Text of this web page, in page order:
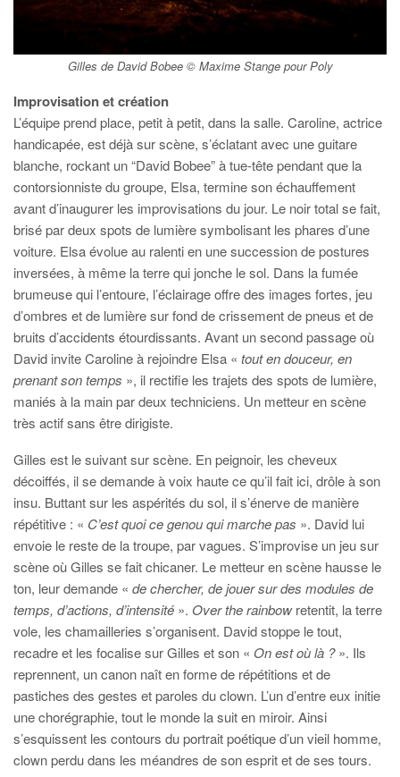
Gilles de David Bobee © Maxime Stange pour Poly
Improvisation et création
L’équipe prend place, petit à petit, dans la salle. Caroline, actrice
handicapée, est déjà sur scène, s’éclatant avec une guitare
blanche, rockant un “David Bobee” à tue-tête pendant que la
contorsionniste du groupe, Elsa, termine son échauffement
avant d’inaugurer les improvisations du jour. Le noir total se fait,
brisé par deux spots de lumière symbolisant les phares d’une
voiture. Elsa évolue au ralenti en une succession de postures
inversées, à même la terre qui jonche le sol. Dans la fumée
brumeuse qui l’entoure, l’éclairage offre des images fortes, jeu
d’ombres et de lumière sur fond de crissement de pneus et de
bruits d’accidents étourdissants. Avant un second passage où
David invite Caroline à rejoindre Elsa « tout en douceur, en
prenant son temps », il rectifie les trajets des spots de lumière,
maniés à la main par deux techniciens. Un metteur en scène
très actif sans être dirigiste.
Gilles est le suivant sur scène. En peignoir, les cheveux
décoiffés, il se demande à voix haute ce qu’il fait ici, drôle à son
insu. Buttant sur les aspérités du sol, il s’énerve de manière
répétitive : « C’est quoi ce genou qui marchepas ». David lui
envoie le reste de la troupe, par vagues. S’improvise un jeu sur
scène où Gilles se fait chicaner. Le metteur en scène hausse le
ton, leur demande « de chercher, de jouer sur des modules de
temps, d’actions, d’intensité ». Over the rainbowretentit, la terre
vole, les chamailleries s’organisent. David stoppe le tout,
recadre et les focalise sur Gilles et son « On est où là ?». Ils
reprennent, un canon naît en forme de répétitions et de
pastiches des gestes et paroles du clown. L’un d’entre eux initie
une chorégraphie, tout le monde la suit en miroir. Ainsi
s’esquissent les contours du portrait poétique d’un vieil homme,
clown perdu dans les méandres de son esprit et de ses tours.